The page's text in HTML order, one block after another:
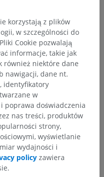
poprawek,
przełożą się na
korzystają z plików
w szczególności do
Cookie pozwalają
informacje, takie jak
również niektóre dane
nawigacji, dane nt.
identyfikatory
w
poprawa doświadczenia
nas treści, produktów
strony,
wyświetlanie
wydajności i
policy zawiera